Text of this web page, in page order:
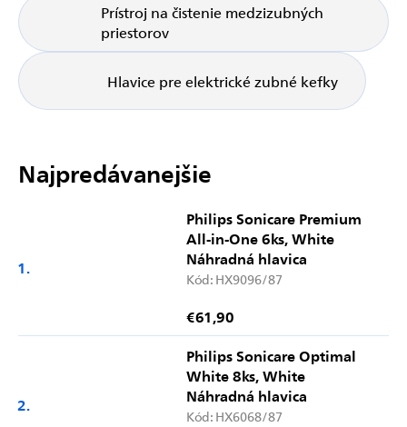
Prístroj na čistenie medzizubných
priestorov
Hlavice pre elektrické zubné kefky
Najpredávanejšie
Philips Sonicare Premium
All-in-One 6ks, White
Náhradná hlavica
Kód: HX9096/87
€61,90
Philips Sonicare Optimal
White 8ks, White
Náhradná hlavica
Kód: HX6068/87